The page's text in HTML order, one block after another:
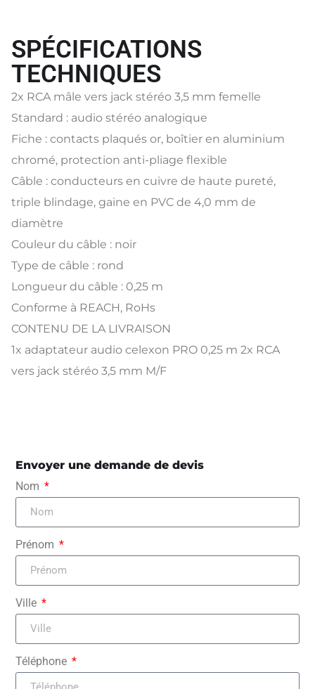
SPÉCIFICATIONS
TECHNIQUES
2x RCA mâle vers jack stéréo 3,5 mm femelle
Standard : audio stéréo analogique
Fiche : contacts plaqués or, boîtier en aluminium
chromé, protection anti-pliage flexible
Câble : conducteurs en cuivre de haute pureté,
triple blindage, gaine en PVC de 4,0 mm de
diamètre
Couleur du câble : noir
Type de câble : rond
Longueur du câble : 0,25 m
Conforme à REACH, RoHs
CONTENU DE LA LIVRAISON
1x adaptateur audio celexon PRO 0,25 m 2x RCA
vers jack stéréo 3,5 mm M/F
Envoyer une demande de devis
Nom
Prénom
Ville
Téléphone